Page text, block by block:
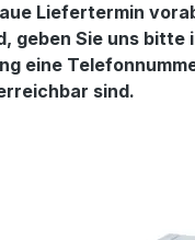
Liefertermin
geben Sie uns bitte
eine
sind.